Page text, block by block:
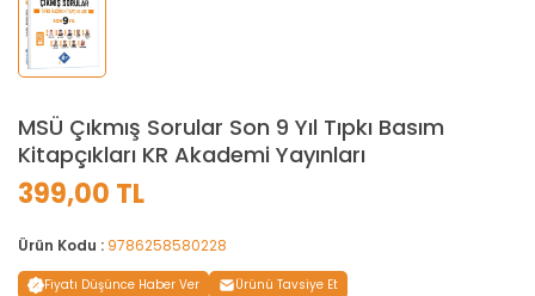
MSÜ Çıkmış Sorular Son 9 Yıl Tıpkı Basım
Kitapçıkları KR Akademi Yayınları
399,00 TL
Ürün Kodu : 9786258580228
Fiyatı Düşünce Haber Ver Ürünü Tavsiye Et